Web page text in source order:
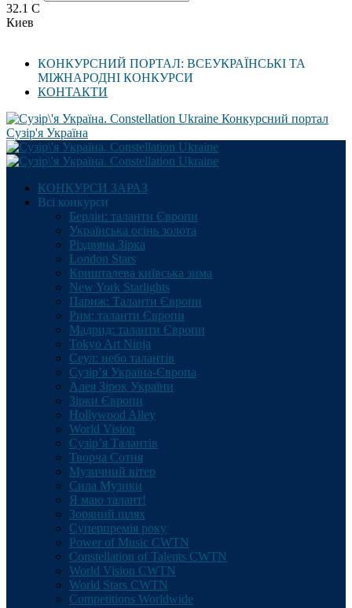
32.1 C
Киев
КОНКУРСНИЙ ПОРТАЛ: ВСЕУКРАЇНСЬКІ ТА
МІЖНАРОДНІ КОНКУРСИ
КОНТАКТИ
Конкурсний портал
Сузір'я Україна
КОНКУРСИ ЗАРАЗ
Всі конкурси
Берлін: таланти Європи
Українська осінь золота
Різдвяна Зірка
London Stars
Кришталева київська зима
New York Starlights
Париж: Таланти Європи
Рим: таланти Європи
Мадрид: таланти Європи
Tokyo Art Ninja
Сеул: небо талантів
Сузір’я Україна-Європа
Алея Зірок України
Зірки Європи
Hollywood Alley
World Vision
Сузір’я Талантів
Творча Сотня
Музичний вітер
Сила Музики
Я маю талант!
Зоряний шлях
Суперпремія року
Power of Music CWTN
Constellation of Talents CWTN
World Vision CWTN
World Stars CWTN
Competitions Worldwide